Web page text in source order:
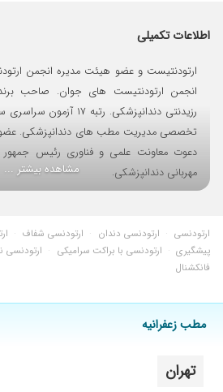
یکی از بهترین و دقیقترین ها
میشناسم و خانوادم از
هستن.کارشون عالیه.
اطلاعات تکمیلی
ارتودنتیست و عضو هیئت مدیره انجمن
تخصصی مدیریت مطب های دندانپزشکی.
مهربانی دندانپزشکی.
مشاهده بیشتر ...
ارتودنسی · ارتودنسی دندان · ارتودنسی شفاف ·
پیشگیری · ارتودنسی با براکت سرامیکی · ارتودنسی
فانکشنال
مطب زعفرانیه
تهران